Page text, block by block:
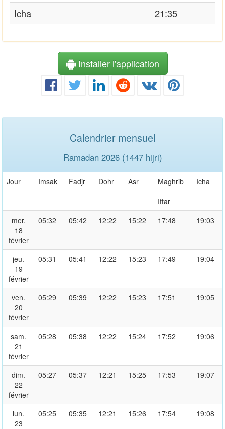
Icha
21:35
Installer l'application
Calendrier mensuel
Ramadan 2026 (1447 hijri)
Jour Imsak Fadjr Dohr Asr
Maghrib
Iftar
Icha
mer.
18
février
05:32 05:42 12:22 15:22 17:48 19:03
jeu.
19
février
05:31 05:41 12:22 15:23 17:49 19:04
ven.
20
février
05:29 05:39 12:22 15:23 17:51 19:05
sam.
21
février
05:28 05:38 12:22 15:24 17:52 19:06
dim.
22
février
05:27 05:37 12:21 15:25 17:53 19:07
lun.
23
05:25 05:35 12:21 15:26 17:54 19:08